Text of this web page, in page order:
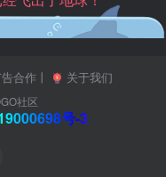
告合作丨 关于我们
社区
号-3